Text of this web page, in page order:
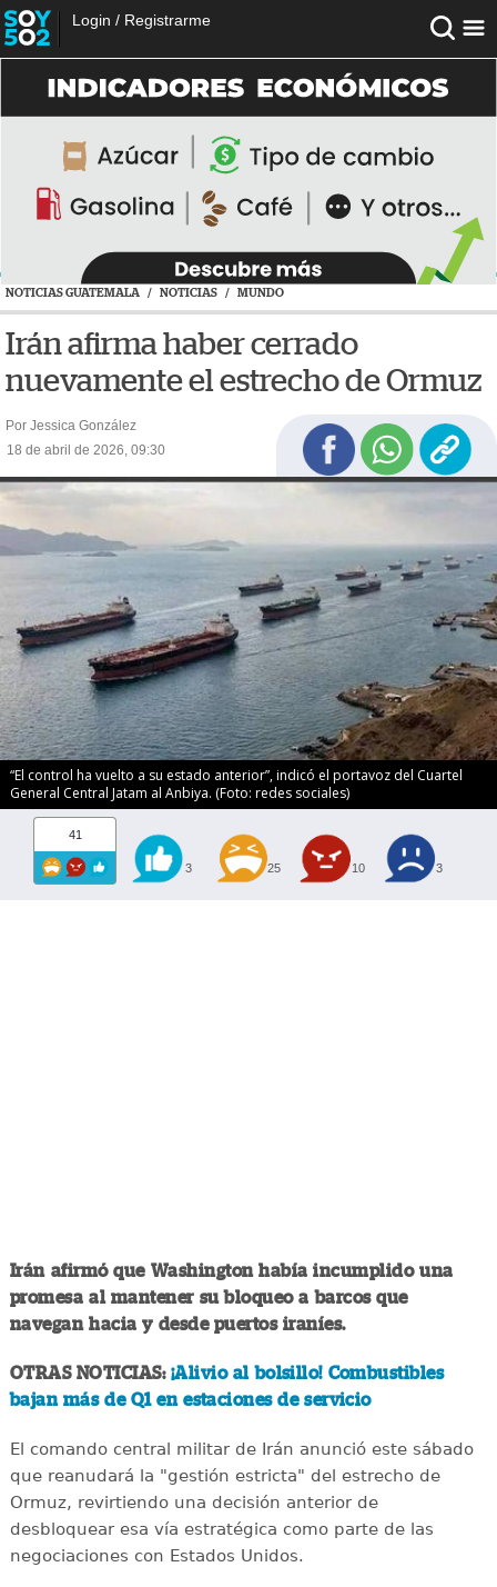
Login / Registrarme
NOTICIAS GUATEMALA / NOTICIAS / MUNDO
Irán afirma haber cerrado
nuevamente el estrecho de Ormuz
Por Jessica González
18 de abril de 2026, 09:30
“El control ha vuelto a su estado anterior”, indicó el portavoz del Cuartel
General Central Jatam al Anbiya. (Foto: redes sociales)
41
3 25 10 3
Irán afirmó que Washington había incumplido una
promesa al mantener su bloqueo a barcos que
navegan hacia y desde puertos iraníes.
OTRAS NOTICIAS: ¡Alivio al bolsillo! Combustibles
bajan más de Q1 en estaciones de servicio
El comando central militar de Irán anunció este sábado
que reanudará la "gestión estricta" del estrecho de
Ormuz, revirtiendo una decisión anterior de
desbloquear esa vía estratégica como parte de las
negociaciones con Estados Unidos.